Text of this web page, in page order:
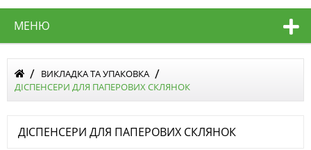
МЕНЮ
ВИКЛАДКА ТА УПАКОВКА
ДІСПЕНСЕРИ ДЛЯ ПАПЕРОВИХ СКЛЯНОК
ДІСПЕНСЕРИ ДЛЯ ПАПЕРОВИХ СКЛЯНОК